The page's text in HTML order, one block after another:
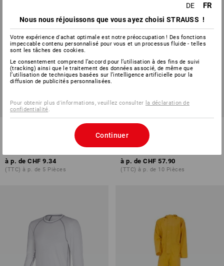
Toque de cuisinier français
à p. de CHF 9.34
(TTC) à p. de 5 Pièces
Sweatshirt Oversize e.s.motion
ten
à p. de CHF 57.90
(TTC) à p. de 10 Pièces
DE FR
Nous nous réjouissons que vous ayez choisi STRAUSS !
Votre expérience d'achat optimale est notre préoccupation ! Des fonctions
impeccable contenu personnalisé pour vous et un processus fluide - telles
sont les tâches des cookies.
Le consentement comprend l’accord pour l’utilisation à des fins de suivi
(tracking) ainsi que le traitement des données associé, de même que
l’utilisation de techniques basées sur l’intelligence artificielle pour la
diffusion de publicités personnalisées.
Pour obtenir plus d'informations, veuillez consulter la déclaration de
confidentialité
Continuer